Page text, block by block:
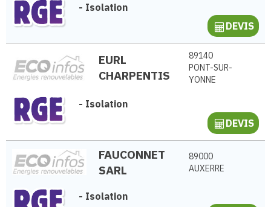
- Isolation
DEVIS
EURL
CHARPENTIS
89140
PONT-SUR-
YONNE
- Isolation
DEVIS
FAUCONNET
SARL
89000
AUXERRE
- Isolation